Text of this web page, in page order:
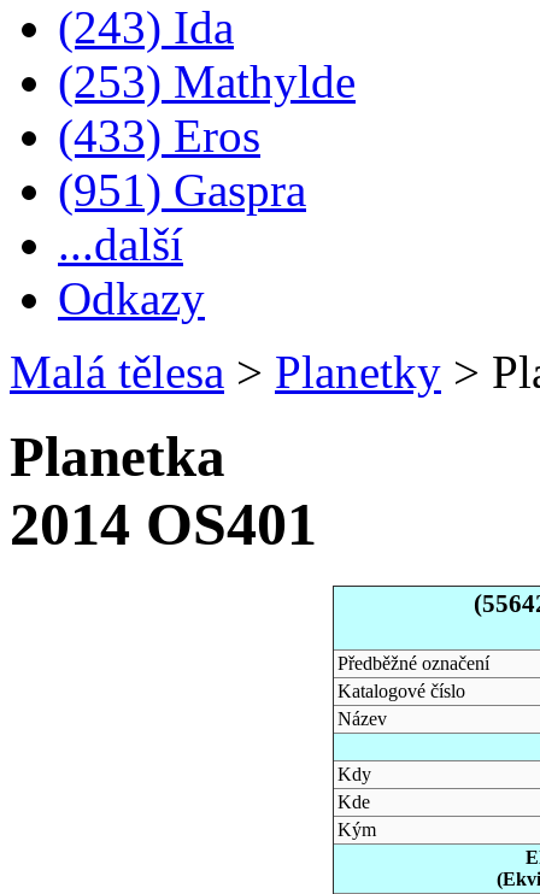
(243) Ida
(253) Mathylde
(433) Eros
(951) Gaspra
...další
Odkazy
Malá tělesa > Planetky >
Planetka
2014 OS401
Předběžné označení
Katalogové číslo
Název
Kdy
Kde
Kým